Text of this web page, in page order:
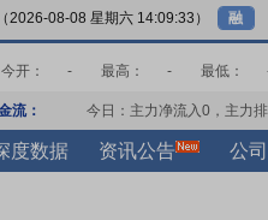
（2026-08-08 星期六 14:09:33） 融
今开： - 最高： - 最低：
流： 今日：主力净流入0 ，主力
度数据 资讯公告 公